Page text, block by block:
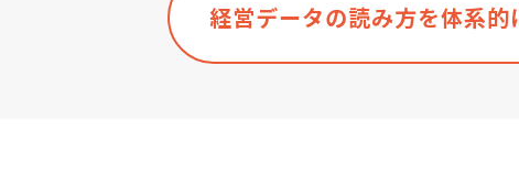
経営データの読み方を体系